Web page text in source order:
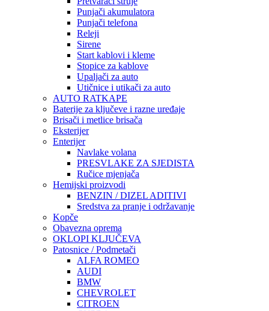
Punjači akumulatora
Punjači telefona
Releji
Sirene
Start kablovi i kleme
Stopice za kablove
Upaljači za auto
Utičnice i utikači za auto
AUTO RATKAPE
Baterije za ključeve i razne uređaje
Brisači i metlice brisača
Eksterijer
Enterijer
Navlake volana
PRESVLAKE ZA SJEDISTA
Ručice mjenjača
Hemijski proizvodi
BENZIN / DIZEL ADITIVI
Sredstva za pranje i održavanje
Kopče
Obavezna oprema
OKLOPI KLJUČEVA
Patosnice / Podmetači
ALFA ROMEO
AUDI
BMW
CHEVROLET
CITROEN